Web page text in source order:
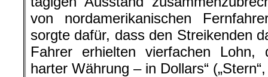
von nordamerikanischen
sorgte dafür, dass den Streikenden
Fahrer erhielten vierfachen
harter Währung – in Dollars“